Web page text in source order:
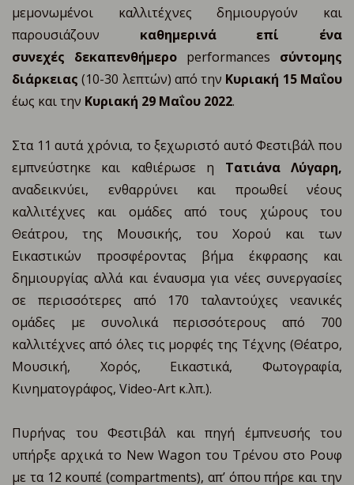
μεμονωμένοι καλλιτέχνες δημιουργούν και
παρουσιάζουν καθημερινά επί ένα
συνεχές
δεκαπενθήμερο performances σύντομης
διάρκειας(10-30 λεπτών) από την Κυριακή 15 Μαΐου
έως και την Κυριακή 29 Μαΐου 2022.
Στα 11 αυτά χρόνια, το ξεχωριστό αυτό Φεστιβάλ που
εμπνεύστηκε και καθιέρωσε η Τατιάνα Λύγαρη,
αναδεικνύει, ενθαρρύνει και προωθεί νέους
καλλιτέχνες και ομάδες από τους χώρους του
Θεάτρου, της Μουσικής, του Χορού και των
Εικαστικών προσφέροντας βήμα έκφρασης και
δημιουργίας αλλά και έναυσμα για νέες συνεργασίες
σε περισσότερες από 170 ταλαντούχες νεανικές
ομάδες με συνολικά περισσότερους από 700
καλλιτέχνες από όλες τις μορφές της Τέχνης (Θέατρο,
Μουσική, Χορός, Εικαστικά, Φωτογραφία,
Κινηματογράφος, Video-Art κ.λπ.).
Πυρήνας του Φεστιβάλ και πηγή έμπνευσής του
υπήρξε αρχικά το New Wagon του Τρένου στο Ρουφ
με τα 12 κουπέ (compartments), απ’ όπου πήρε και την